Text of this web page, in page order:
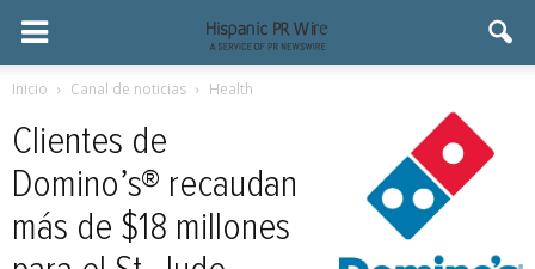
Inicio Canal de noticias Health
Clientes de
Domino’s® recaudan
más de $18 millones